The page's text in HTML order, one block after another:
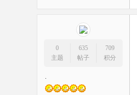
0
主题
635
帖子
709
积分